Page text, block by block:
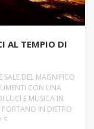
AL TEMPIO DI
SALE DEL MAGNIFICO
CON UNA
LUCI E MUSICA IN
IN DIETRO
S